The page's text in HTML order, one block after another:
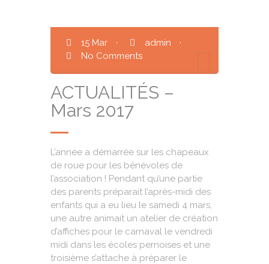
15 Mar · admin
·
No Comments
ACTUALITÉS –
Mars 2017
L’année a démarrée sur les chapeaux
de roue pour les bénévoles de
l’association ! Pendant qu’une partie
des parents préparait l’après-midi des
enfants qui a eu lieu le samedi 4 mars,
une autre animait un atelier de création
d’affiches pour le carnaval le vendredi
midi dans les écoles pernoises et une
troisième s’attache à préparer le